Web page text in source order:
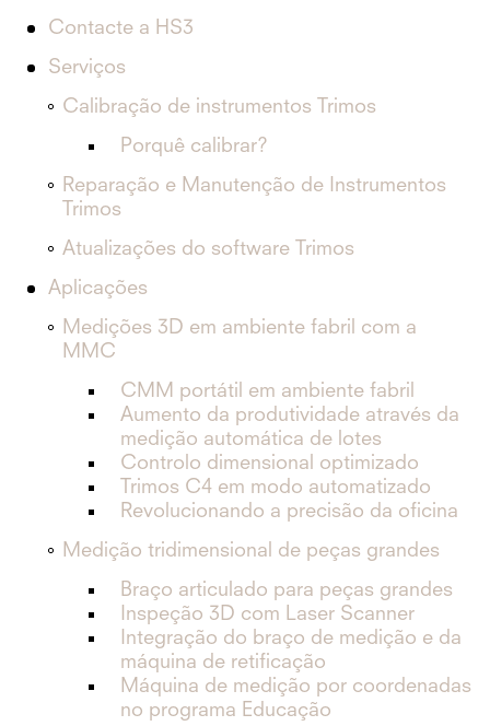
Contacte a HS3
Serviços
Calibração de instrumentos Trimos
Porquê calibrar?
Reparação e Manutenção de Instrumentos
Trimos
Atualizações do software Trimos
Aplicações
Medições 3D em ambiente fabril com a
MMC
CMM portátil em ambiente fabril
Aumento da produtividade através da
medição automática de lotes
Controlo dimensional optimizado
Trimos C4 em modo automatizado
Revolucionando a precisão da oficina
Medição tridimensional de peças grandes
Braço articulado para peças grandes
Inspeção 3D com Laser Scanner
Integração do braço de medição e da
máquina de retificação
Máquina de medição por coordenadas
no programa Educação